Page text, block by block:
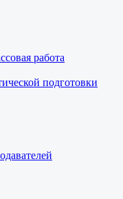
работа
подготовки